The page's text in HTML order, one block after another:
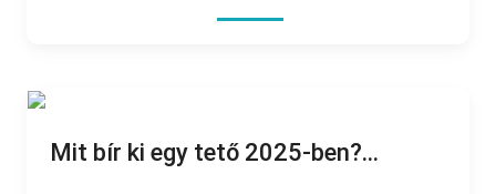
Mit bír ki egy tető 2025-ben?...